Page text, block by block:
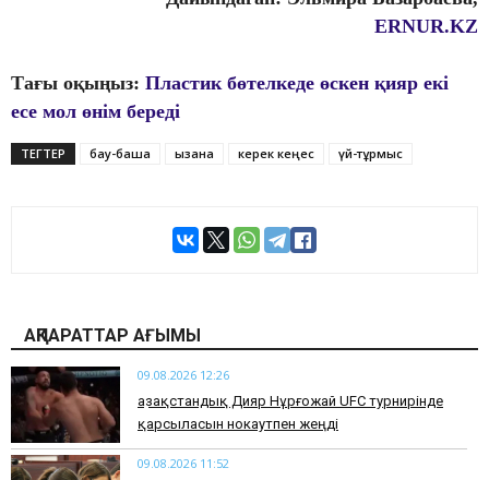
ERNUR.KZ
Тағы оқыңыз: Пластик бөтелкеде өскен қияр екі
есе мол өнім береді
ТЕГТЕР бау-бақша қызанақ керек кеңес үй-тұрмыс
АҚПАРАТТАР АҒЫМЫ
09.08.2026 12:26
Қазақстандық Дияр Нұрғожай UFC турнирінде
қарсыласын нокаутпен жеңді
09.08.2026 11:52